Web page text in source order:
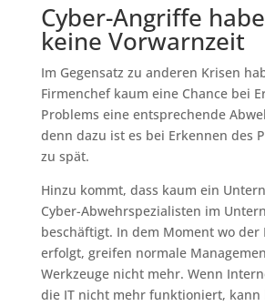
Cyber-Angriffe
keine Vorwarnzeit
Im Gegensatz zu anderen Krisen
Firmenchef kaum eine Chance bei
Problems eine entsprechende
denn dazu ist es bei Erkennen des
zu spät.
Hinzu kommt, dass kaum ein
Cyber-Abwehrspezialisten im
beschäftigt. In dem Moment wo der
erfolgt, greifen normale
Werkzeuge nicht mehr. Wenn
die IT nicht mehr funktioniert, kann